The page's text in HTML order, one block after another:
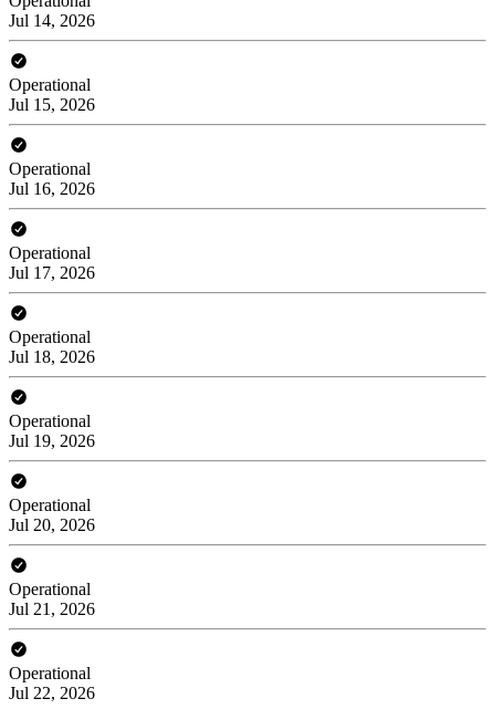
Jul 14, 2026
Operational
Jul 15, 2026
Operational
Jul 16, 2026
Operational
Jul 17, 2026
Operational
Jul 18, 2026
Operational
Jul 19, 2026
Operational
Jul 20, 2026
Operational
Jul 21, 2026
Operational
Jul 22, 2026